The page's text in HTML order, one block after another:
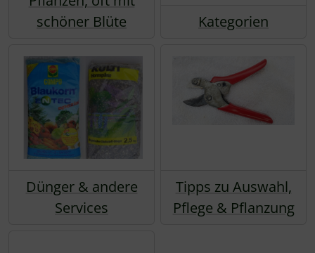
schöner Blüte
Kategorien
Dünger & andere
Services
Tipps zu Auswahl,
Pflege & Pflanzung